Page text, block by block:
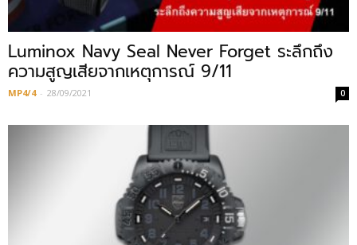
Luminox Navy Seal Never Forget ระลึกถึง
ความสูญเสียจากเหตุการณ์ 9/11
MP4/4 - 28/09/2021 0